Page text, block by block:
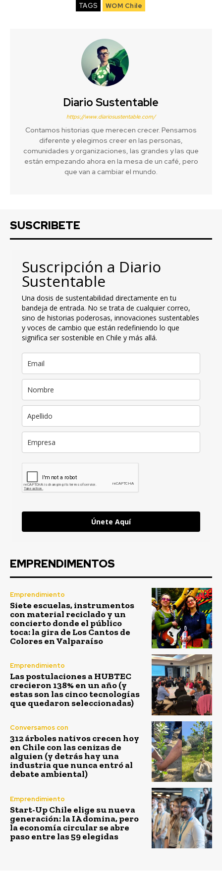
TAGS WOM Chile
Diario Sustentable
https://www.diariosustentable.com/
Contamos historias que merecen crecer. Pensamos
diferente y elegimos creer en las personas,
comunidades y organizaciones, las grandes y las que
están empezando ahora en la mesa de un café, pero
que van a cambiar el mundo.
SUSCRIBETE
Suscripción a Diario
Sustentable
Una dosis de sustentabilidad directamente en tu
bandeja de entrada. No se trata de cualquier correo,
sino de historias poderosas, innovaciones sustentables
y voces de cambio que están redefiniendo lo que
significa ser sostenible en Chile y más allá.
Únete Aquí
EMPRENDIMENTOS
Emprendimiento
Siete escuelas, instrumentos
con material reciclado y un
concierto donde el público
toca: la gira de Los Cantos de
Colores en Valparaíso
Emprendimiento
Las postulaciones a HUBTEC
crecieron 138% en un año (y
estas son las cinco tecnologías
que quedaron seleccionadas)
Conversamos con
312 árboles nativos crecen hoy
en Chile con las cenizas de
alguien (y detrás hay una
industria que nunca entró al
debate ambiental)
Emprendimiento
Start-Up Chile elige su nueva
generación: la IA domina, pero
la economía circular se abre
paso entre las 59 elegidas